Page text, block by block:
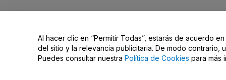
No compartir mi información personal ni tus opciones de
Al hacer clic en “Permitir Todas”, estarás de acuerdo
del sitio y la relevancia publicitaria. De modo contrario,
Puedes consultar nuestra Política de Cookies para más